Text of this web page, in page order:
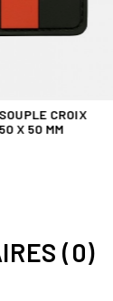
CROIX
X 50 MM
(0)